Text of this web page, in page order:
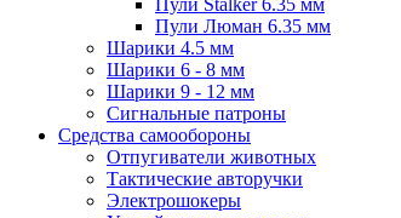
Пули Люман 6.35 мм
Шарики 4.5 мм
Шарики 6 - 8 мм
Шарики 9 - 12 мм
Сигнальные патроны
Средства самообороны
Отпугиватели животных
Тактические авторучки
Электрошокеры